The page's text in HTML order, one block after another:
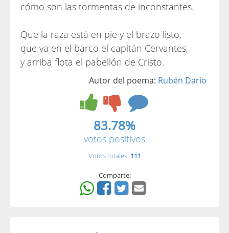
cómo son las tormentas de inconstantes.
Que la raza está en pie y el brazo listo,
que va en el barco el capitán Cervantes,
y arriba flota el pabellón de Cristo.
Autor del poema: Rubén Darío
83.78%
votos positivos
Votos totales: 111
Comparte: